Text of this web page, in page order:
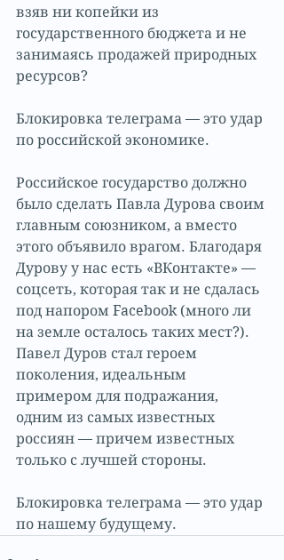
взяв ни копейки из
государственного бюджета и не
занимаясь продажей природных
ресурсов?
Блокировка телеграма — это удар
по российской экономике.
Российское государство должно
было сделать Павла Дурова своим
главным союзником, а вместо
этого объявило врагом. Благодаря
Дурову у нас есть «ВКонтакте» —
соцсеть, которая так и не сдалась
под напором Facebook (много ли
на земле осталось таких мест?).
Павел Дуров стал героем
поколения, идеальным
примером для подражания,
одним из самых известных
россиян — причем известных
только с лучшей стороны.
Блокировка телеграма — это удар
по нашему будущему.